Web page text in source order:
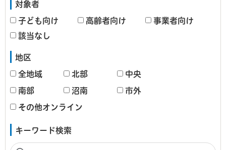
対象者
子ども向け 高齢者向け
事業者向け
該当なし
地区
全地域 北部 中央
南部 沼南 市外
その他オンライン
キーワード検索